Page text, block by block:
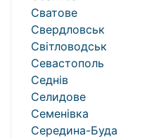
Сватове
Свердловськ
Світловодськ
Севастополь
Седнів
Селидове
Семенівка
Середина-Буда